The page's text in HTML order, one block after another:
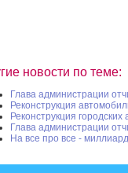
новости по теме:
Глава администрации
Реконструкция
Реконструкция
Глава администрации
На все про все - миллиард